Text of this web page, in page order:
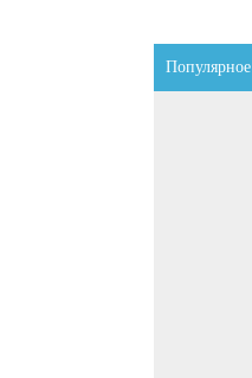
Популярное